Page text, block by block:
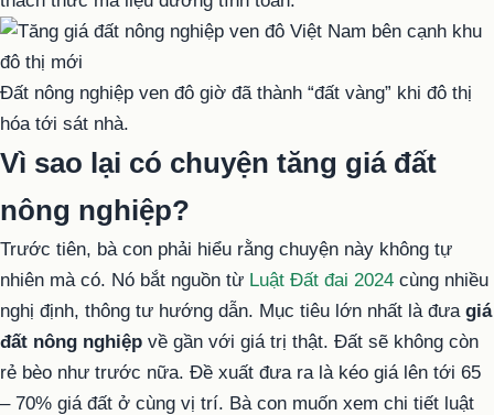
Đất nông nghiệp ven đô giờ đã thành “đất vàng” khi đô thị
hóa tới sát nhà.
Vì sao lại có chuyện tăng giá đất
nông nghiệp?
Trước tiên, bà con phải hiểu rằng chuyện này không tự
nhiên mà có. Nó bắt nguồn từ Luật Đất đai 2024 cùng nhiều
nghị định, thông tư hướng dẫn. Mục tiêu lớn nhất là đưa giá
đất nông nghiệp về gần với giá trị thật. Đất sẽ không còn
rẻ bèo như trước nữa. Đề xuất đưa ra là kéo giá lên tới 65
– 70% giá đất ở cùng vị trí. Bà con muốn xem chi tiết luật